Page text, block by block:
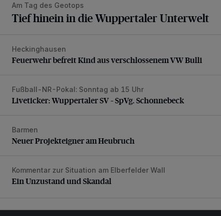
Am Tag des Geotops
Tief hinein in die Wuppertaler Unterwelt
Feuerwehr befreit Kind aus verschlossenem VW Bulli
Heckinghausen
Feuerwehr befreit Kind aus verschlossenem VW Bulli
Liveticker: Wuppertaler SV – SpVg. Schonnebeck
Fußball-NR-Pokal: Sonntag ab 15 Uhr
Liveticker: Wuppertaler SV – SpVg. Schonnebeck
Neuer Projekteigner am Heubruch
Barmen
Neuer Projekteigner am Heubruch
Ein Unzustand und Skandal
Kommentar zur Situation am Elberfelder Wall
Ein Unzustand und Skandal